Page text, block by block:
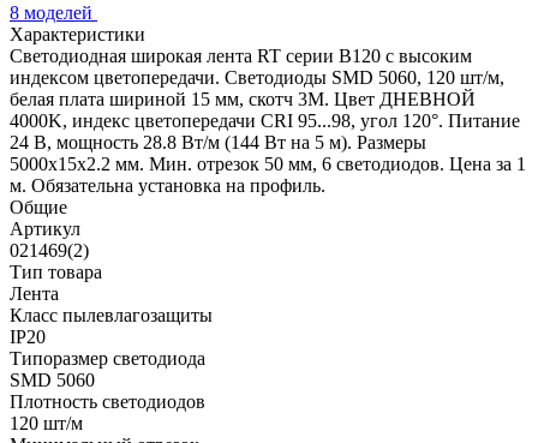
8 моделей
Характеристики
Светодиодная широкая лента RT серии B120 с высоким
индексом цветопередачи. Светодиоды SMD 5060, 120 шт/м,
белая плата шириной 15 мм, скотч 3М. Цвет ДНЕВНОЙ
4000K, индекс цветопередачи CRI 95...98, угол 120°. Питание
24 В, мощность 28.8 Вт/м (144 Вт на 5 м). Размеры
5000х15х2.2 мм. Мин. отрезок 50 мм, 6 светодиодов. Цена за 1
м. Обязательна установка на профиль.
Общие
Артикул
021469(2)
Тип товара
Лента
Класс пылевлагозащиты
IP20
Типоразмер светодиода
SMD 5060
Плотность светодиодов
120 шт/м